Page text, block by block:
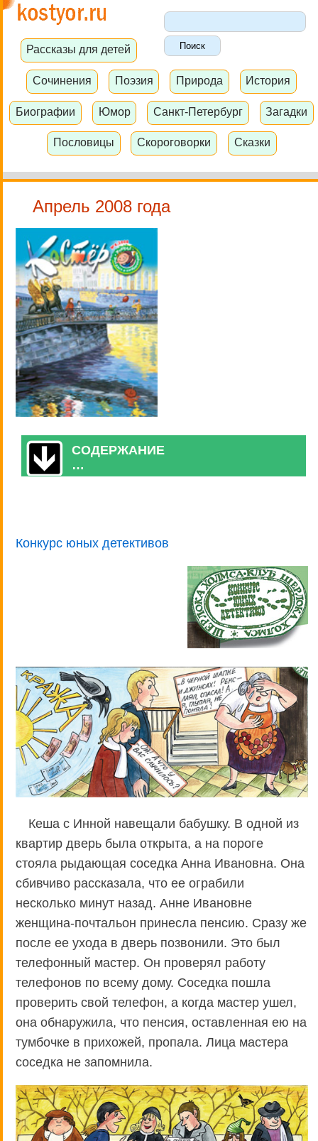
Рассказы для детей
Сочинения Поэзия Природа История
Биографии Юмор Санкт-Петербург Загадки
Пословицы Скороговорки Сказки
Апрель 2008 года
СОДЕРЖАНИЕ
…
Конкурс юных детективов
Кеша с Инной навещали бабушку. В одной из
квартир дверь была открыта, а на пороге
стояла рыдающая соседка Анна Ивановна. Она
сбивчиво рассказала, что ее ограбили
несколько минут назад. Анне Ивановне
женщина-почтальон принесла пенсию. Сразу же
после ее ухода в дверь позвонили. Это был
телефонный мастер. Он проверял работу
телефонов по всему дому. Соседка пошла
проверить свой телефон, а когда мастер ушел,
она обнаружила, что пенсия, оставленная ею на
тумбочке в прихожей, пропала. Лица мастера
соседка не запомнила.